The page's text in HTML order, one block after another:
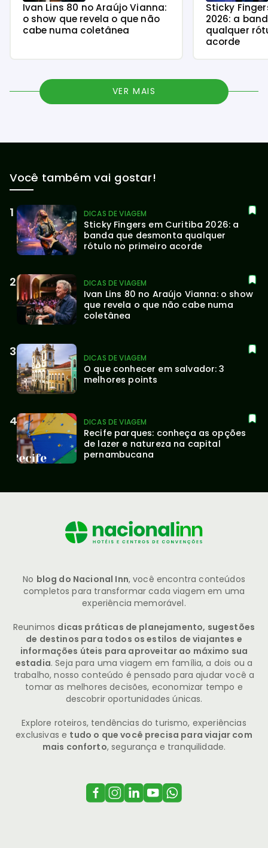
Ivan Lins 80 no Araújo Vianna:
o show que revela o que não
cabe numa coletânea
Sticky
2026: a
qualquer
acorde
VER MAIS
Você também vai gostar!
DICAS DE VIAGEM
Sticky Fingers em Curitiba 2026: a
banda que desmonta qualquer
rótulo no primeiro acorde
DICAS DE VIAGEM
Ivan Lins 80 no Araújo Vianna: o show
que revela o que não cabe numa
coletânea
DICAS DE VIAGEM
O que conhecer em salvador: 3
melhores points
DICAS DE VIAGEM
Recife parques: conheça as opções
de lazer e natureza na capital
pernambucana
No blog do Nacional Inn, você encontra conteúdos
completos para transformar cada viagem em uma
experiência memorável.
Reunimos dicas práticas de planejamento, sugestões
de destinos para todos os estilos de viajantes e
informações úteis para aproveitar ao máximo sua
estadia. Seja para uma viagem em família, a dois ou a
trabalho, nosso conteúdo é pensado para ajudar você a
tomar as melhores decisões, economizar tempo e
descobrir oportunidades únicas.
Explore roteiros, tendências do turismo, experiências
exclusivas e tudo o que você precisa para viajar com
mais conforto, segurança e tranquilidade.